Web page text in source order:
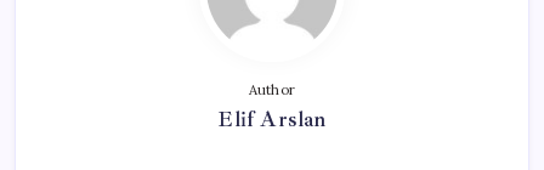
Author
Elif Arslan